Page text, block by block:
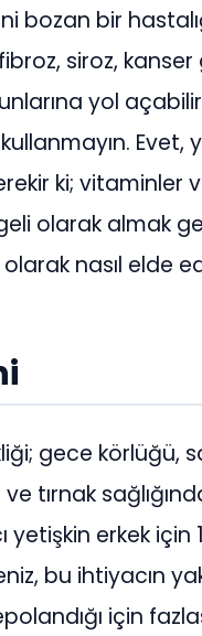
bozan bir
fibroz, siroz,
yol
ki; vitaminler
olarak almak
nasıl elde
gece körlüğü,
tırnak
erkek için
bu ihtiyacın
için